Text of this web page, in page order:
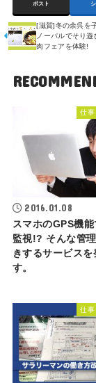
ポスト
[滋賀]冬の余呉を
ノーパルでそり
肉フェアを体験!
仕事
2016.01.08
スマホのGPS機
監視!? そんな管
きするサービスを
す。
仕事